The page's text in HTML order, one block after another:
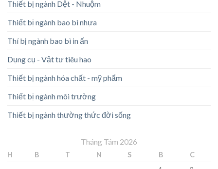
Thiết bị ngành Dệt - Nhuộm
Thiết bị ngành bao bì nhựa
Thí bị ngành bao bì in ấn
Dụng cụ - Vật tư tiêu hao
Thiết bị ngành hóa chất - mỹ phẩm
Thiết bị ngành môi trường
Thiết bị ngành thường thức đời sống
Tháng Tám 2026
H B T N S B
C